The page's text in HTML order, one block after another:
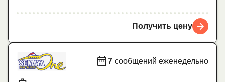
Получить цену
7 сообщений еженедельно